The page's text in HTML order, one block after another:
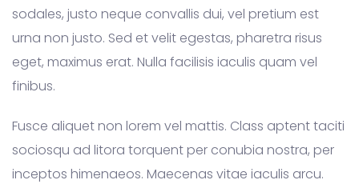
sodales, justo neque convallis dui, vel pretium est
urna non justo. Sed et velit egestas, pharetra risus
eget, maximus erat. Nulla facilisis iaculis quam vel
finibus.
Fusce aliquet non lorem vel mattis. Class aptent taciti
sociosqu ad litora torquent per conubia nostra, per
inceptos himenaeos. Maecenas vitae iaculis arcu.